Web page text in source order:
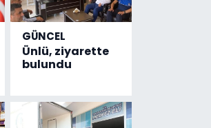
GÜNCEL
Ünlü, ziyarette
bulundu